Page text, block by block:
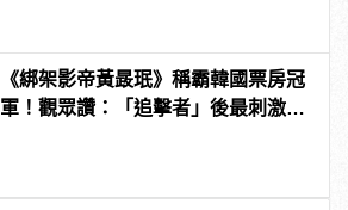
《綁架影帝黃晸珉》稱霸韓國票房冠
軍！觀眾讚：「追擊者」後最刺激的